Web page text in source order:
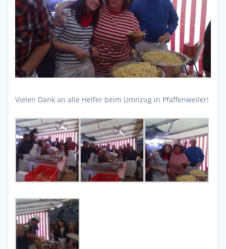
Vielen Dank an alle Helfer beim Umnzug in Pfaffenweiler!